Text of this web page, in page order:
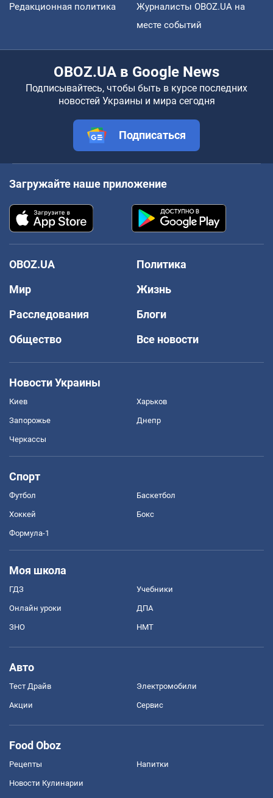
Редакционная политика
Журналисты OBOZ.UA на
месте событий
OBOZ.UA в Google News
Подписывайтесь, чтобы быть в курсе последних
новостей Украины и мира сегодня
Подписаться
Загружайте наше приложение
OBOZ.UA
Политика
Мир
Жизнь
Расследования
Блоги
Общество
Все новости
Новости Украины
Киев Харьков
Запорожье Днепр
Черкассы
Спорт
Футбол Баскетбол
Хоккей Бокс
Формула-1
Моя школа
ГДЗ Учебники
Онлайн уроки ДПА
ЗНО НМТ
Авто
Тест Драйв Электромобили
Акции Сервис
Food Oboz
Рецепты Напитки
Новости Кулинарии